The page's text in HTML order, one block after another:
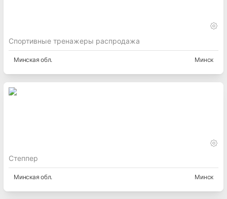
Спортивные тренажеры распродажа
Минская обл. Минск
Степпер
Минская обл. Минск